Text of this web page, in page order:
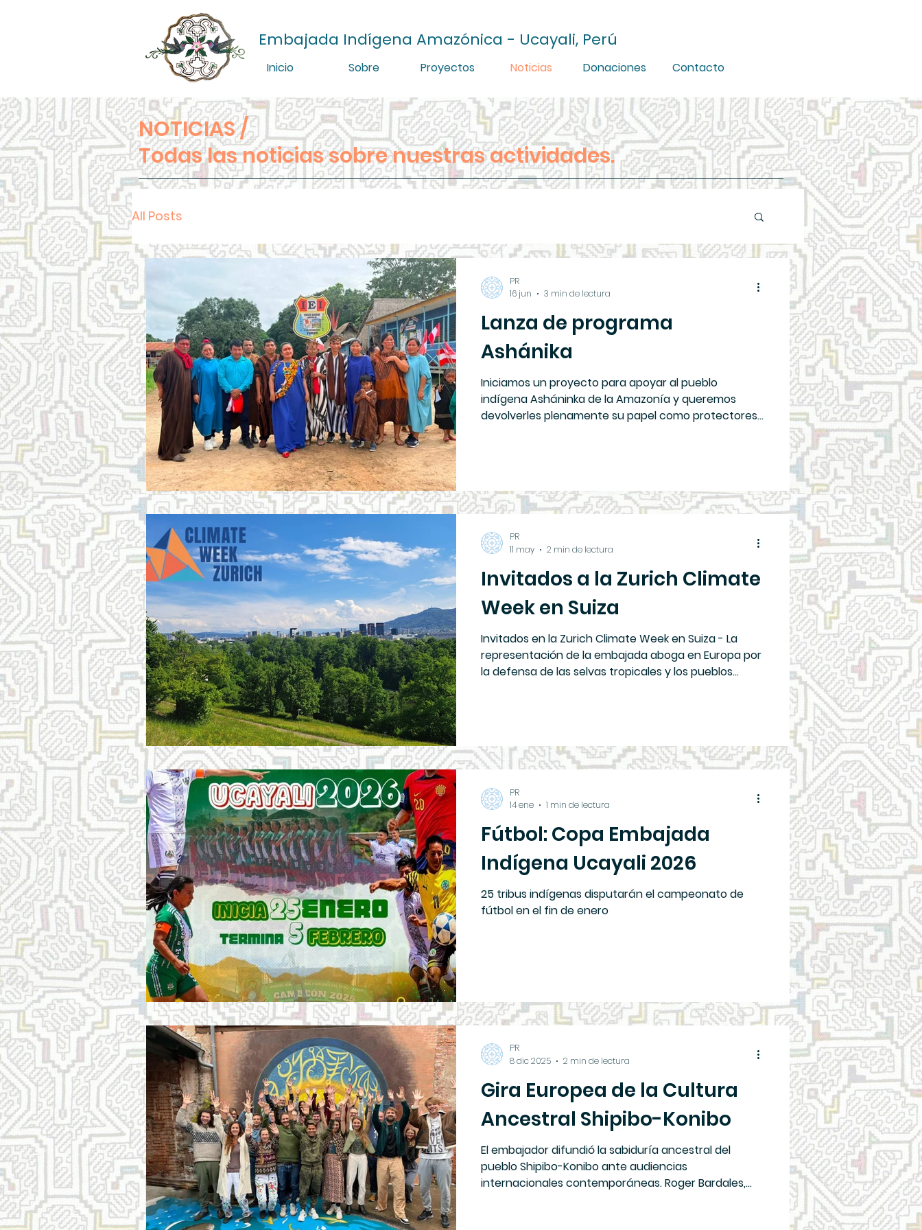
Embajada Indígena Amazónica - Ucayali, Perú
Inicio Sobre Proyectos Noticias Donaciones Contacto
NOTICIAS /
Todas las noticias sobre nuestras actividades.
All Posts
Lanza de programa
Ashánika
Iniciamos un proyecto para apoyar al pueblo
indígena Asháninka de la Amazonía y queremos
devolverles plenamente su papel como protectores
PR
16 jun
3 min de lectura
Invitados a la Zurich Climate
Week en Suiza
Invitados en la Zurich Climate Week en Suiza - La
representación de la embajada aboga en Europa por
la defensa de las selvas tropicales y los pueblos
PR
11 may
2 min de lectura
Fútbol: Copa Embajada
Indígena Ucayali 2026
25 tribus indígenas disputarán el campeonato de
fútbol en el fin de enero
PR
14 ene
1 min de lectura
Gira Europea de la Cultura
Ancestral Shipibo-Konibo
El embajador difundió la sabiduría ancestral del
pueblo Shipibo-Konibo ante audiencias
internacionales contemporáneas. Roger Bardales,
PR
8 dic 2025
2 min de lectura